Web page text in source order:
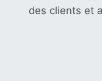
des clients et